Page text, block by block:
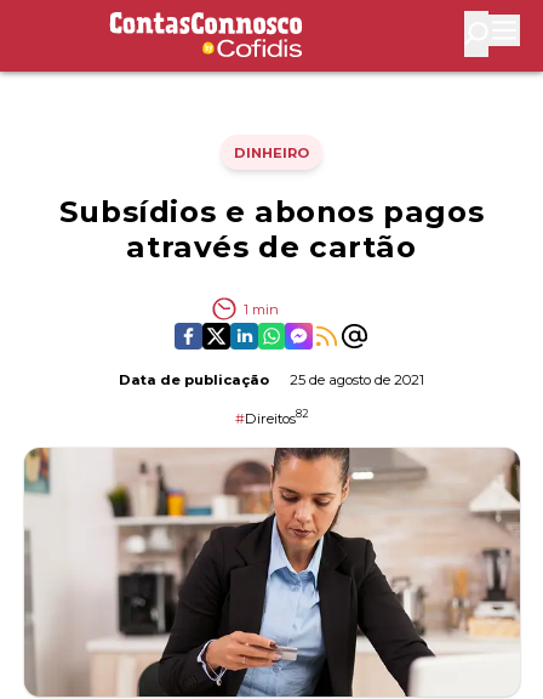
Contas Connosco by Cofidis
DINHEIRO
Subsídios e abonos pagos
através de cartão
1 min
Data de publicação 25 de agosto de 2021
#Direitos82